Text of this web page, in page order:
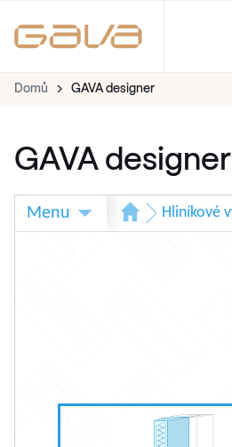
Domů GAVA designer
GAVA designer